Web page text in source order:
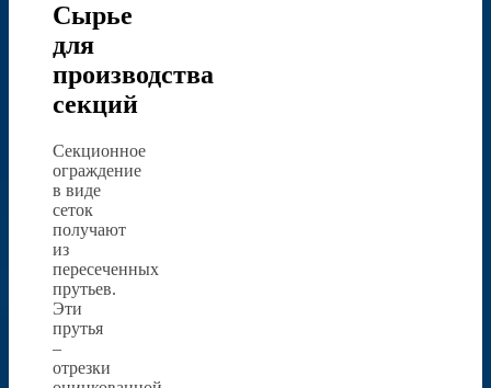
Сырье
для
производства
секций
Секционное
ограждение
в виде
сеток
получают
из
пересеченных
прутьев.
Эти
прутья
–
отрезки